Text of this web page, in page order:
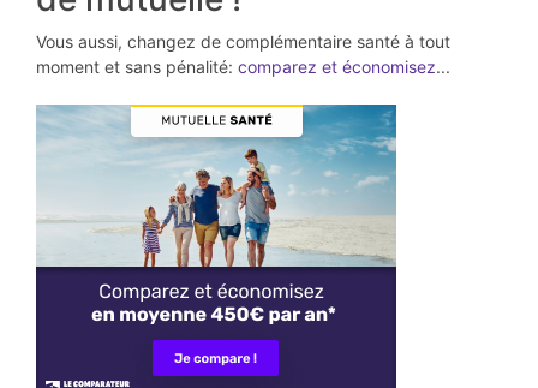
Vous aussi, changez de complémentaire santé à tout
moment et sans pénalité: comparez et économisez...